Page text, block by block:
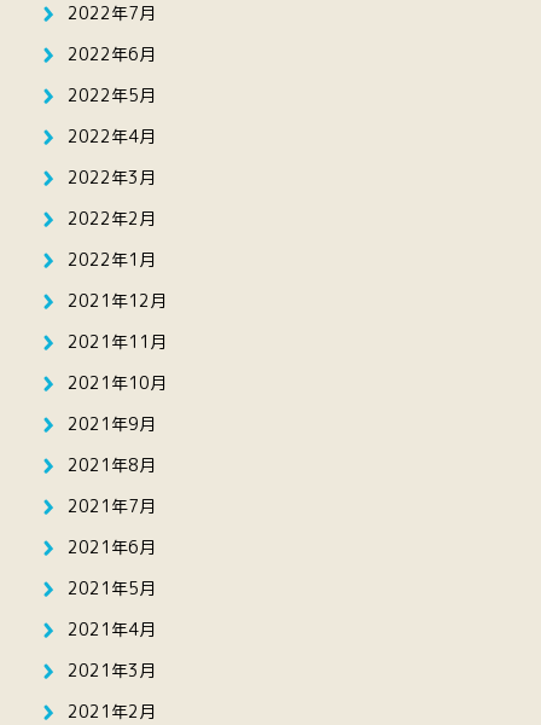
2022年7月
2022年6月
2022年5月
2022年4月
2022年3月
2022年2月
2022年1月
2021年12月
2021年11月
2021年10月
2021年9月
2021年8月
2021年7月
2021年6月
2021年5月
2021年4月
2021年3月
2021年2月